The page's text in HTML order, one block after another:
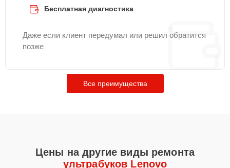
Бесплатная диагностика
Даже если клиент передумал или решил обратится
позже
Все преимущества
Цены на другие виды ремонта
ультрабуков Lenovo